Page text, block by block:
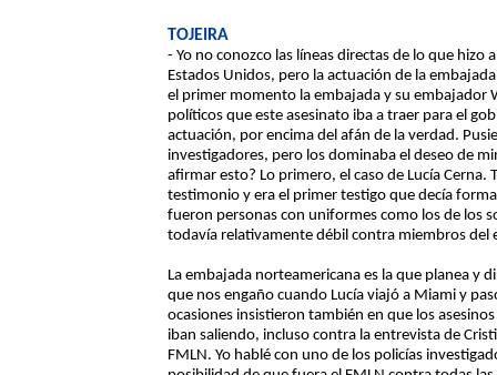
TOJEIRA
- Yo no conozco las líneas directas de lo que
Estados Unidos, pero la actuación de la
el primer momento la embajada y su embajador
políticos que este asesinato iba a traer para el
actuación, por encima del afán de la verdad.
investigadores, pero los dominaba el deseo de
afirmar esto? Lo primero, el caso de Lucía
testimonio y era el primer testigo que decía
fueron personas con uniformes como los de los
todavía relativamente débil contra miembros del
La embajada norteamericana es la que planea y
que nos engaño cuando Lucía viajó a Miami y
ocasiones insistieron también en que los
iban saliendo, incluso contra la entrevista de
FMLN. Yo hablé con uno de los policías